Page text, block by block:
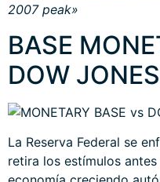
2007 peak»
BASE
DOW JONES
La Reserva Federal se
retira los estímulos